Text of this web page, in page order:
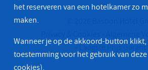
Laagste Prijs
het reserveren van een hotelkamer zo
maken.
Wanneer je op de akkoord-button klikt,
toestemming voor het gebruik van
cookies).